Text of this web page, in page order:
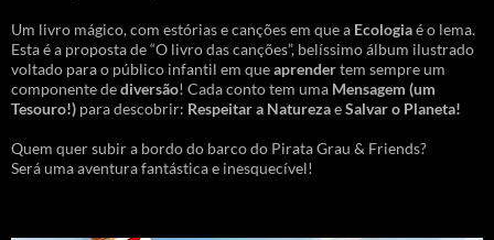
Um livro mágico, com estórias e canções em que a Ecologiaé o lema.
Esta é a proposta de “O livro das canções”, belíssimo álbum ilustrado
voltado para o público infantil em queaprendertem sempre um
componente dediversão! Cada conto tem uma Mensagem (um
Tesouro!) para descobrir: Respeitar a NaturezaeSalvar o Planeta!
Quem quer subir a bordo do barco do Pirata Grau & Friends?
Será uma aventura fantástica e inesquecível!